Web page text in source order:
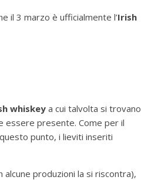
il 3 marzo è ufficialmente l’Irish
whiskey a cui talvolta si trovano
essere presente. Come per il
punto, i lieviti inseriti
alcune produzioni la si riscontra),